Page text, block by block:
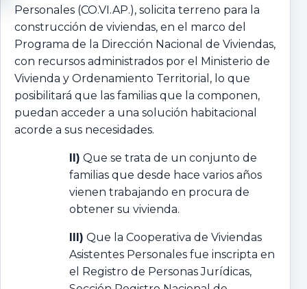
Personales (CO.VI.AP.), solicita terreno para la
construcción de viviendas, en el marco del
Programa de la Dirección Nacional de Viviendas,
con recursos administrados por el Ministerio de
Vivienda y Ordenamiento Territorial, lo que
posibilitará que las familias que la componen,
puedan acceder a una solución habitacional
acorde a sus necesidades.
II) Que se trata de un conjunto de
familias que desde hace varios años
vienen trabajando en procura de
obtener su vivienda.
III) Que la Cooperativa de Viviendas
Asistentes Personales fue inscripta en
el Registro de Personas Jurídicas,